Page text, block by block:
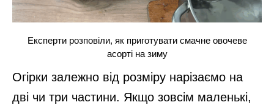
Експерти розповіли, як приготувати смачне овочеве
асорті на зиму
Огірки залежно від розміру нарізаємо на
дві чи три частини. Якщо зовсім маленькі,